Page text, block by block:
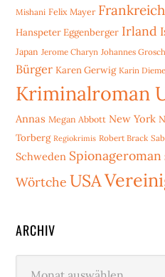
Mishani Felix Mayer Frankreich
Hanspeter Eggenberger Irland
Japan Jerome Charyn Johannes
Bürger Karen Gerwig Karin
Kriminalroman
Annas Megan Abbott New York
Torberg Regiokrimis Robert Brack
Schweden Spionageroman
Wörtche USA
ARCHIV